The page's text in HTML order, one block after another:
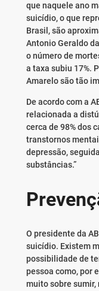
que naquele ano
suicídio, o que
Brasil, são
Antonio Geraldo
o número de
a taxa subiu 17%.
Amarelo são tão
De acordo com a
relacionada a
cerca de 98% dos
transtornos
depressão,
substâncias.”
O presidente da
suicídio. Existem
possibilidade de
pessoa como, por
muito sobre sumir,